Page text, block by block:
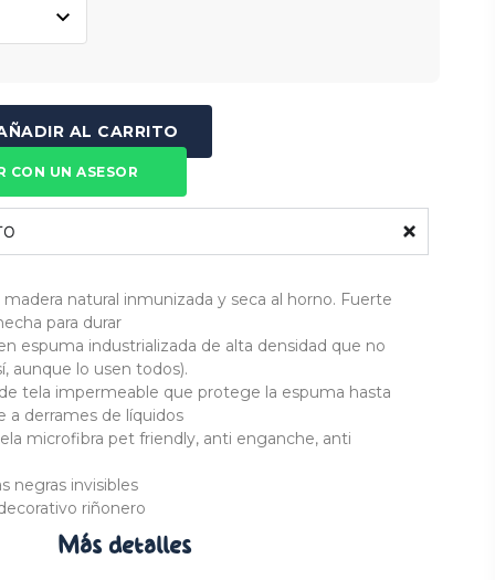
AL CARRITO
CON UN ASESOR
natural inmunizada y seca al horno. Fuerte
para durar
espuma industrializada de alta densidad que no
aunque lo usen todos).
tela impermeable que protege la espuma hasta
a derrames de líquidos
microfibra pet friendly, anti enganche, anti
negras invisibles
riñonero
Más detalles